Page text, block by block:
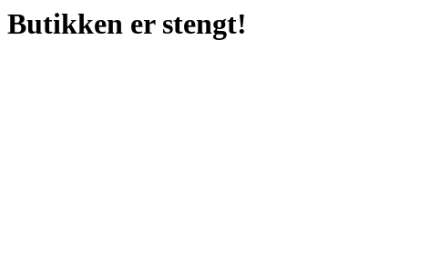
Butikken er stengt!